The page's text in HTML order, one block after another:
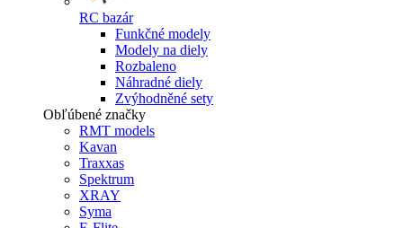
RC bazár
Funkčné modely
Modely na diely
Rozbaleno
Náhradné diely
Zvýhodněné sety
Obľúbené značky
RMT models
Kavan
Traxxas
Spektrum
XRAY
Syma